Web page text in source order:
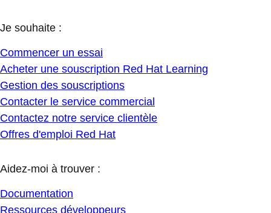
Je souhaite :
Commencer un essai
Acheter une souscription Red Hat Learning
Gestion des souscriptions
Contacter le service commercial
Contactez notre service clientèle
Offres d'emploi Red Hat
Aidez-moi à trouver :
Documentation
Ressources développeurs